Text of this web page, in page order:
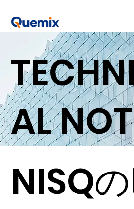
AL
NISQ